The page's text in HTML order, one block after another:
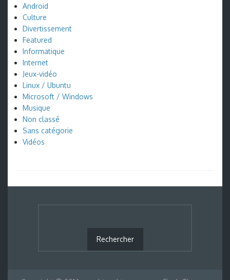
Android
Culture
Divertissement
Featured
Informatique
Internet
Jeux-vidéo
Linux / Ubuntu
Microsoft / Windows
Musique
Non classé
Sans catégorie
Vidéos